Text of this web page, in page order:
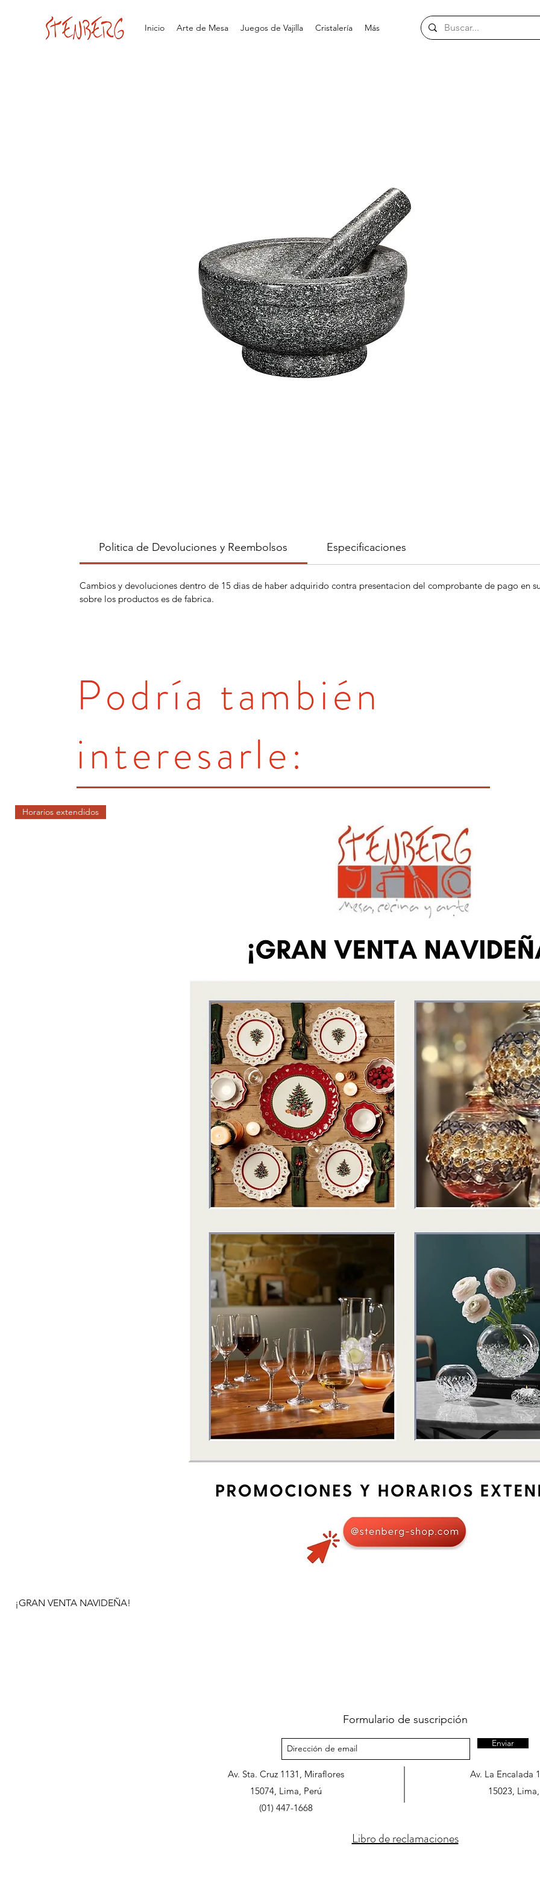
Inicio Arte de Mesa Juegos de Vajilla Cristalería Más
Politica de Devoluciones y Reembolsos Especificaciones
Cambios y devoluciones dentro de 15 dias de haber adquirido contra presentacion del comprobante de pago en
sobre los productos es de fabrica.
Horarios extendidos
¡GRAN VENTA NAVIDEÑA!
Podría también
interesarle:
Formulario de suscripción
Enviar
Av. Sta. Cruz 1131, Miraflores
15074, Lima, Perú
Av. La Encalada
15023,
(01) 447-1668
Libro de reclamaciones